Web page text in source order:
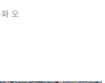
오